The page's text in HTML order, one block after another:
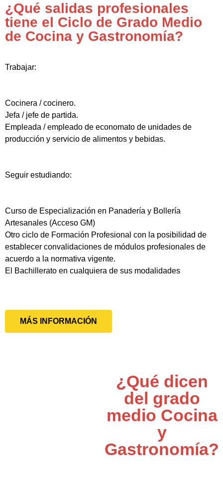
¿Qué salidas profesionales
tiene el Ciclo de Grado Medio
de Cocina y Gastronomía?
Trabajar:
Cocinera / cocinero.
Jefa / jefe de partida.
Empleada / empleado de economato de unidades de
producción y servicio de alimentos y bebidas.
Seguir estudiando:
Curso de Especialización en Panadería y Bollería
Artesanales (Acceso GM)
Otro ciclo de Formación Profesional con la posibilidad de
establecer convalidaciones de módulos profesionales de
acuerdo a la normativa vigente.
El Bachillerato en cualquiera de sus modalidades
MÁS INFORMACIÓN
¿Qué dicen
del grado
medio Cocina
y
Gastronomía?